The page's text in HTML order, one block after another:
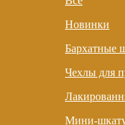
Новинки
Бархатные
Чехлы для
Мини-